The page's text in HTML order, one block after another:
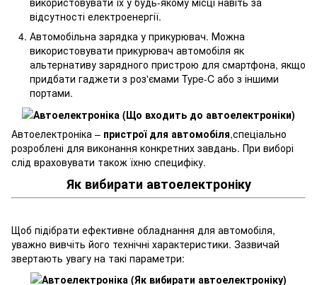
відсутності електроенергії.
Автомобільна зарядка у прикурювач. Можна
використовувати прикурювач автомобіля як
альтернативу зарядного пристрою для смартфона, якщо
придбати гаджети з роз'ємами Type-C або з іншими
портами.
Автоелектроніка – пристрої для автомобіля,спеціально
розроблені для виконання конкретних завдань. При виборі
слід враховувати також їхню специфіку.
Як вибирати автоелектроніку
Щоб підібрати ефективне обладнання для автомобіля,
уважно вивчіть його технічні характеристики. Зазвичай
звертають увагу на такі параметри: